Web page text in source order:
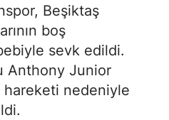
Beşiktaş
boş
sevk edildi.
Anthony Junior
hareketi nedeniyle